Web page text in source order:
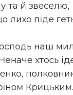
та й звеселю,
лихо піде
наш
хтось